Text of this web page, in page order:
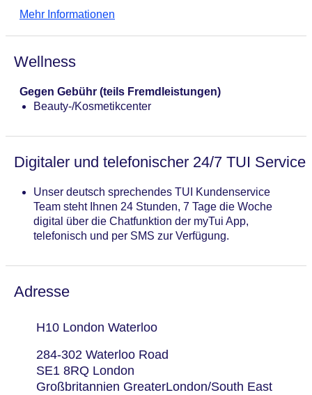
Skybar „Waterloo Sky Bar“: saisonabhängig;
Lobbybar „Circus Bar (temporarily closed)“: täglich
10:00 Uhr - 00:00 Uhr
Mehr Informationen
Wellness
Gegen Gebühr (teils Fremdleistungen)
Beauty-/Kosmetikcenter
Digitaler und telefonischer 24/7 TUI Service
Unser deutsch sprechendes TUI Kundenservice
Team steht Ihnen 24 Stunden, 7 Tage die Woche
digital über die Chatfunktion der myTui App,
telefonisch und per SMS zur Verfügung.
Adresse
H10 London Waterloo
284-302 Waterloo Road
SE1 8RQ London
Großbritannien GreaterLondon/South East